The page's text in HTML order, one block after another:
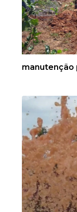
manutenção